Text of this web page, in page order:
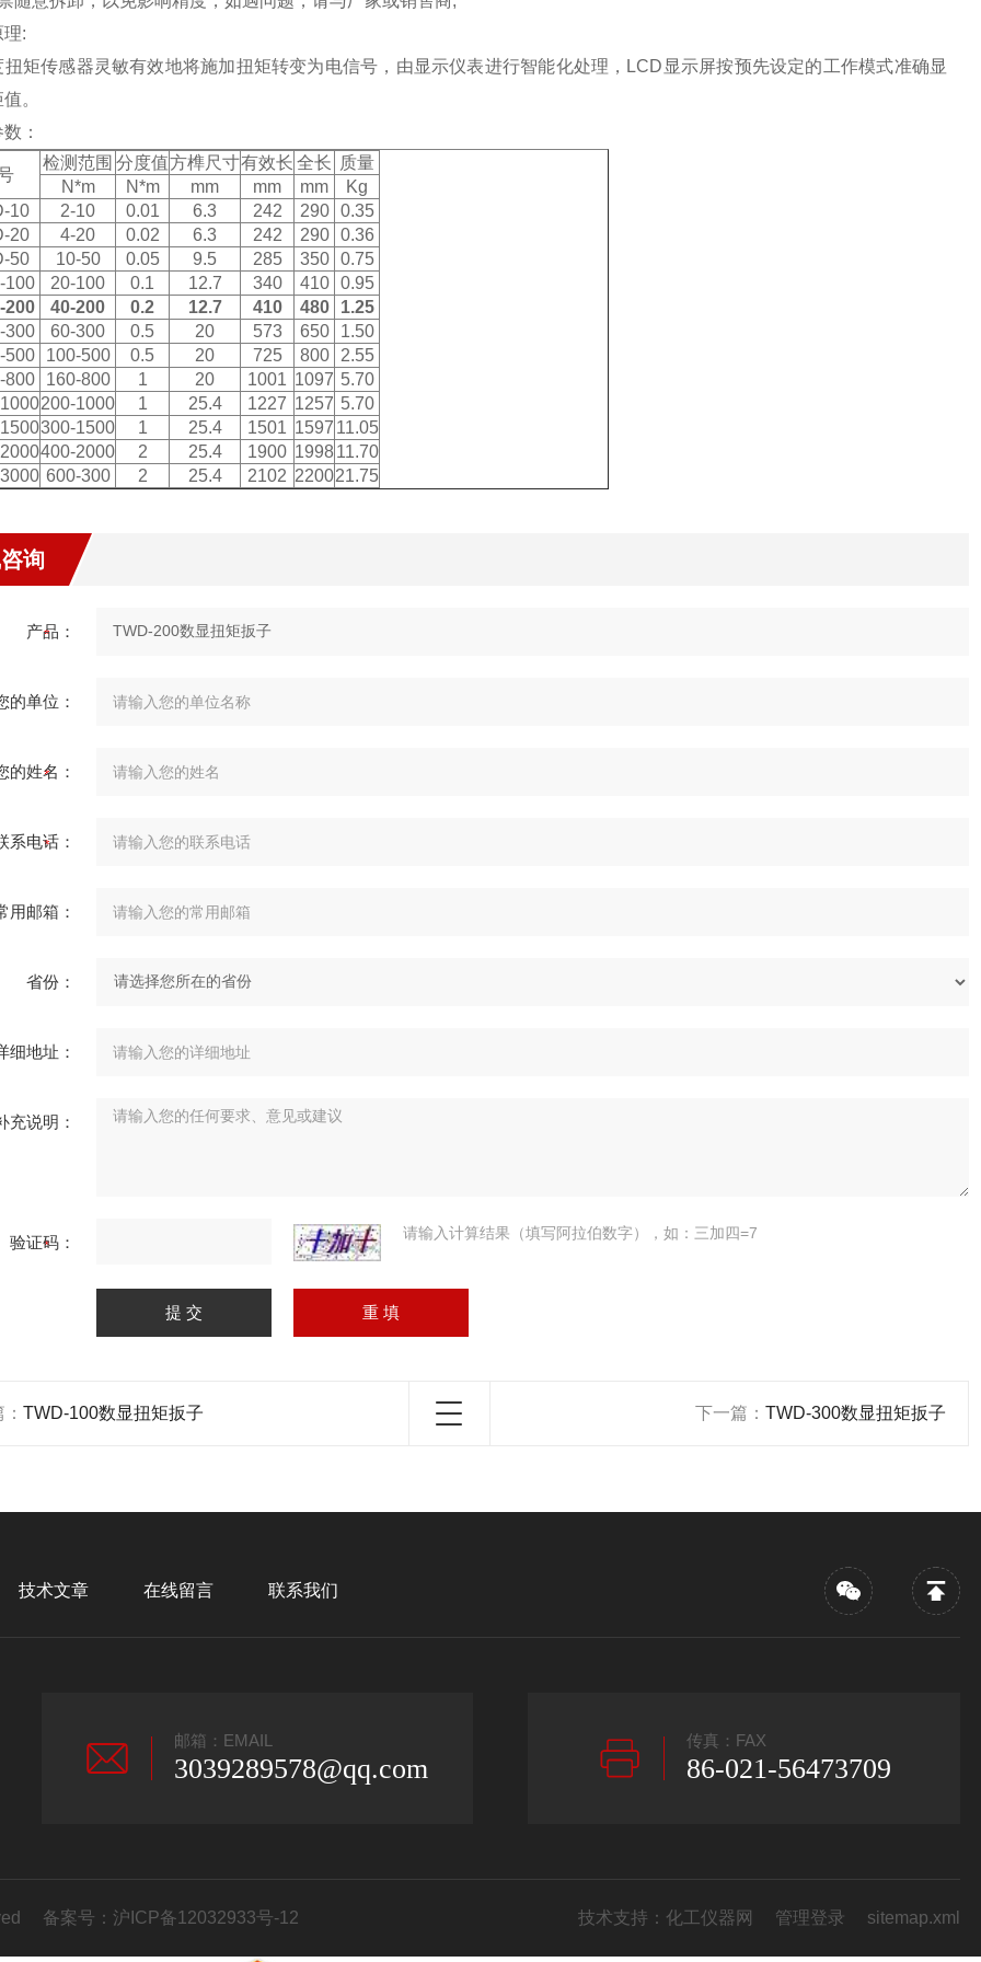
理:
扭矩传感器灵敏有效地将施加扭矩转变为电信号，由显示仪表进行智能化处理，LCD显示屏按预先设定的工作模式准确显
。
：
检测范围 分度值方榫尺寸有效长 全长 质量
N*m
N*m mm mm mm
Kg
10
2-10 0.01 6.3 242 290
0.35
20
4-20 0.02 6.3 242 290
0.36
50
10-50 0.05 9.5 285 350
0.75
100
20-100 0.1 12.7 340 410
0.95
200
40-200 0.2 12.7 410 480
1.25
300
60-300 0.5 20 573 650
1.50
500
100-500 0.5 20 725 800
2.55
800
160-800 1 20 1001 1097 5.70
200-1000 1 25.4 1227 1257 5.70
300-1500 1 25.4 1501 1597 11.05
400-2000 2 25.4 1900 199811.70
600-300 2 25.4 2102 220021.75
询
产品：
的单位：
的姓名：
系电话：
用邮箱：
省份：
细地址：
充说明：
验证码： 请输入计算结果（填写阿拉伯数字），如：三加四=7
TWD-100数显扭矩扳子 下一篇： TWD-300数显扭矩扳子
技术文章 在线留言 联系我们
邮箱：EMAIL
3039289578@qq.com
传真：FAX
86-021-56473709
备案号： 沪ICP备12032933号-12 技术支持： 化工仪器网 管理登录 sitemap.xml